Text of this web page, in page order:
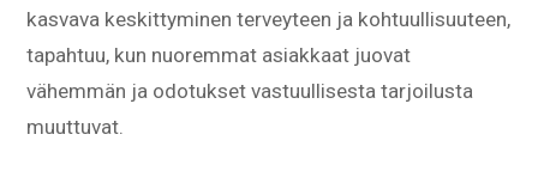
kasvava keskittyminen terveyteen ja kohtuullisuuteen,
tapahtuu, kun nuoremmat asiakkaat juovat
vähemmän ja odotukset vastuullisesta tarjoilusta
muuttuvat.